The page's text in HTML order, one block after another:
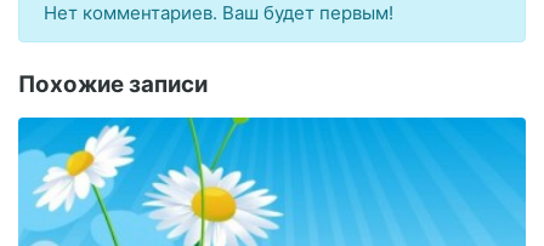
Нет комментариев. Ваш будет первым!
Похожие записи